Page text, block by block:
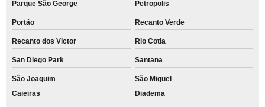
Parque São George Petropolis
Portão Recanto Verde
Recanto dos Victor Rio Cotia
San Diego Park Santana
São Joaquim
São Miguel
Caieiras
Diadema